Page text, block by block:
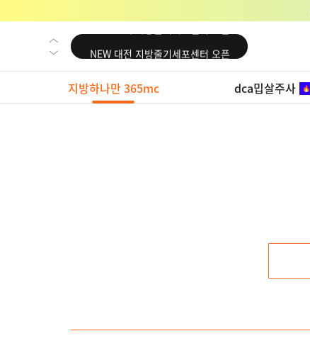
NEW 교대 지방줄기세포센터 오픈
NEW 대전 지방줄기세포센터 오픈
NEW 노원 지방줄기세포센터 오픈
NEW 미국 LA점 오픈
지방하나만 365mc dca밉살주사